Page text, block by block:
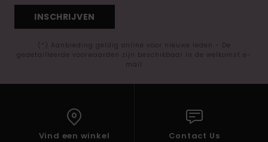
INSCHRIJVEN
(*) Aanbieding geldig online voor nieuwe leden - De
gedetailleerde voorwaarden zijn beschikbaar in de welkomst e-
mail
Vind een winkel Contact Us